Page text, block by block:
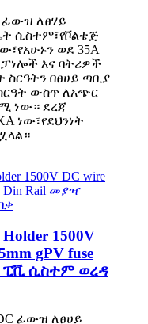
ፊውዝ ለፀሃይ
ሲስተም፣የቮልቴጅ
ወደ 35A
እና ባትሪዎች
ስርዓትን በፀሀይ ጣቢያ
ውስጥ ለአጭር
ነው። ደረጃ
ነው፣የደህንነት
Holder 1500V
gPV fuse
ፒቪ ሲስተም ወረዳ
DC ፊውዝ ለፀሀይ